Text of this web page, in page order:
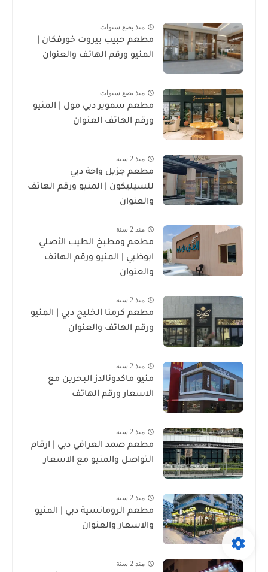
منذ بضع سنوات
مطعم حبيب بيروت خورفكان |
المنيو ورقم الهاتف والعنوان
منذ بضع سنوات
مطعم سموير دبي مول | المنيو
ورقم الهاتف العنوان
منذ 2 سنة
مطعم جزيل واحة دبي
للسيليكون | المنيو ورقم الهاتف
والعنوان
منذ 2 سنة
مطعم ومطبخ الطيب الأصلي
ابوظبي | المنيو ورقم الهاتف
والعنوان
منذ 2 سنة
مطعم كرمنا الخليج دبي | المنيو
ورقم الهاتف والعنوان
منذ 2 سنة
منيو ماكدونالدز البحرين مع
الاسعار ورقم الهاتف
منذ 2 سنة
مطعم صمد العراقي دبي | ارقام
التواصل والمنيو مع الاسعار
منذ 2 سنة
مطعم الرومانسية دبي | المنيو
والاسعار والعنوان
منذ 2 سنة